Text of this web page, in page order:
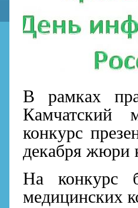
В рамках
Камчатский
конкурс
декабря жюри
На конкурс
медицинских